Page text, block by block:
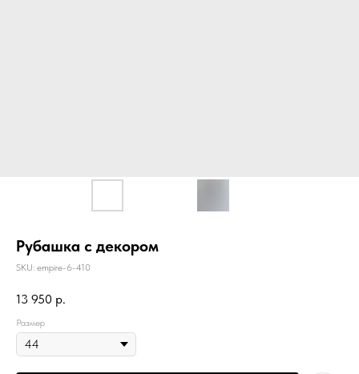
Рубашка с декором
SKU: empire-6-410
13 950 р.
Размер